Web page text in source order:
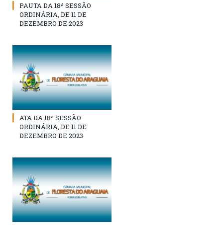
PAUTA DA 18ª SESSÃO
ORDINÁRIA, DE 11 DE
DEZEMBRO DE 2023
ATA DA 18ª SESSÃO
ORDINÁRIA, DE 11 DE
DEZEMBRO DE 2023